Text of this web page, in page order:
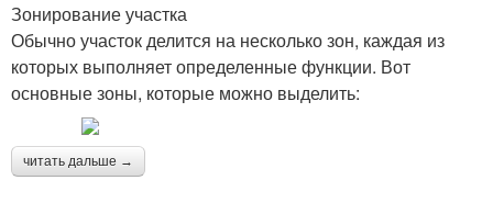
Зонирование участка
Обычно участок делится на несколько зон, каждая из
которых выполняет определенные функции. Вот
основные зоны, которые можно выделить:
читать дальше →